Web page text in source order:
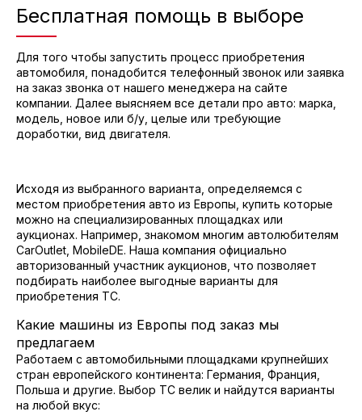
Бесплатная помощь в выборе
Для того чтобы запустить процесс приобретения
автомобиля, понадобится телефонный звонок или заявка
на заказ звонка от нашего менеджера на сайте
компании. Далее выясняем все детали про авто: марка,
модель, новое или б/у, целые или требующие
доработки, вид двигателя.
Исходя из выбранного варианта, определяемся с
местом приобретения авто из Европы, купить которые
можно на специализированных площадках или
аукционах. Например, знакомом многим автолюбителям
CarOutlet, MobileDE. Наша компания официально
авторизованный участник аукционов, что позволяет
подбирать наиболее выгодные варианты для
приобретения ТС.
Какие машины из Европы под заказ мы
предлагаем
Работаем с автомобильными площадками крупнейших
стран европейского континента: Германия, Франция,
Польша и другие. Выбор ТС велик и найдутся варианты
на любой вкус: